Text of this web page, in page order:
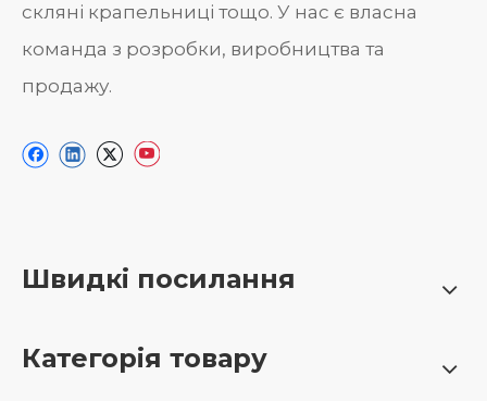
скляні крапельниці тощо. У нас є власна
команда з розробки, виробництва та
продажу.
Швидкі посилання
Категорія товару